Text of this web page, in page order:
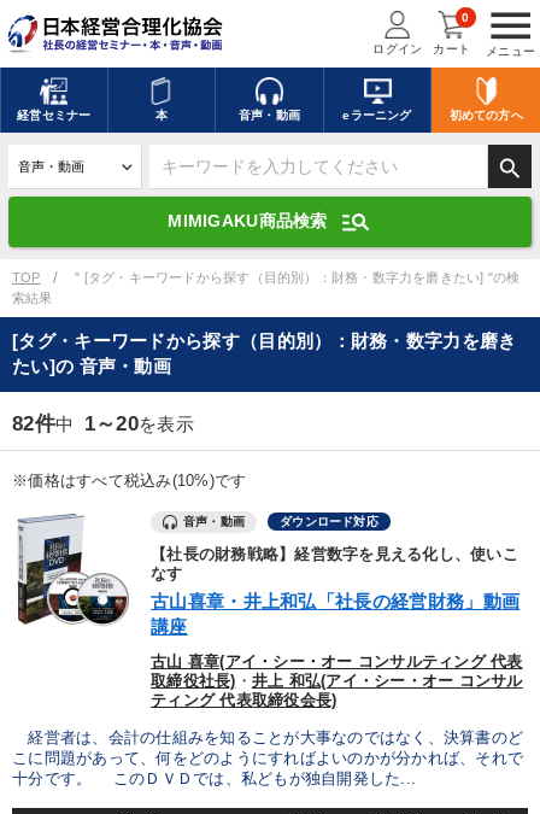
menu
メニュー
ログイン カート
0
経営セミナー 本 音声・動画 eラーニング 初めての方へ
search
MIMIGAKU商品検索 manage_search
キーワードを入力して探す
デジタル版対応のみ検索結果に表示する
search 上記の条件で検索
mic 講演収録物を探す
ます
カテゴリー
優秀各社の智恵と戦略 事業家のロマンと経営
若手異才経営者の発想 専門家のアドバイス
リーダーの器量を学ぶ
テーマ
TOP
" [タグ・キーワードから探す（目的別）：財務・数字力を磨きたい] "の検
索結果
[タグ・キーワードから探す（目的別）：財務・数字力を磨き
たい]の 音声・動画
82件中 1～20を表示
※価格はすべて税込み(10%)です
音声・動画 ダウンロード対応
【社長の財務戦略】経営数字を見える化し、使いこ
なす
古山喜章・井上和弘「社長の経営財務」動画
講座
古山 喜章(アイ・シー・オー コンサルティング 代表
取締役社長) ・ 井上 和弘(アイ・シー・オー コンサル
ティング 代表取締役会長)
経営者は、会計の仕組みを知ることが大事なのではなく、決算書のど
こに問題があって、何をどのようにすればよいのかが分かれば、それで
十分です。 このＤＶＤでは、私どもが独自開発した...